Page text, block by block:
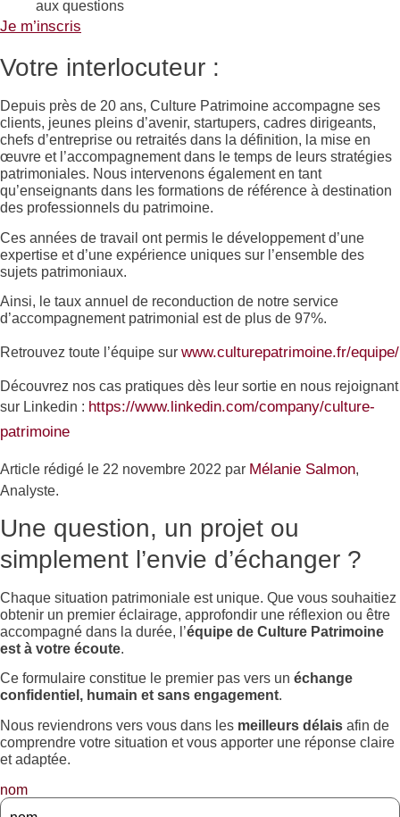
aux questions
Je m’inscris
Votre interlocuteur :
Depuis près de 20 ans, Culture Patrimoine accompagne ses
clients, jeunes pleins d’avenir, startupers, cadres dirigeants,
chefs d’entreprise ou retraités dans la définition, la mise en
œuvre et l’accompagnement dans le temps de leurs stratégies
patrimoniales. Nous intervenons également en tant
qu’enseignants dans les formations de référence à destination
des professionnels du patrimoine.
Ces années de travail ont permis le développement d’une
expertise et d’une expérience uniques sur l’ensemble des
sujets patrimoniaux.
Ainsi, le taux annuel de reconduction de notre service
d’accompagnement patrimonial est de plus de 97%.
Retrouvez toute l’équipe sur www.culturepatrimoine.fr/equipe/
Découvrez nos cas pratiques dès leur sortie en nous rejoignant
sur Linkedin : https://www.linkedin.com/company/culture-
patrimoine
Article rédigé le 22 novembre 2022 par Mélanie Salmon,
Analyste.
Une question, un projet ou
simplement l’envie d’échanger ?
Chaque situation patrimoniale est unique. Que vous souhaitiez
obtenir un premier éclairage, approfondir une réflexion ou être
accompagné dans la durée, l’équipe de Culture Patrimoine
est à votre écoute.
Ce formulaire constitue le premier pas vers un échange
confidentiel, humain et sans engagement.
Nous reviendrons vers vous dans les meilleurs délais afin de
comprendre votre situation et vous apporter une réponse claire
et adaptée.
nom